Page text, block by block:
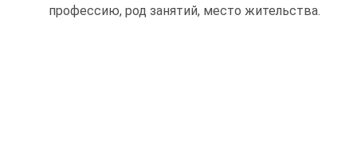
профессию, род занятий, место жительства.